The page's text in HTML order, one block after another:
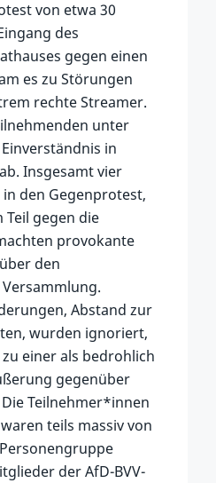
von etwa 30
des
gegen einen
es zu Störungen
rechte Streamer.
unter
in
Insgesamt vier
den Gegenprotest,
gegen die
provokante
den
Abstand zur
wurden ignoriert,
einer als bedrohlich
gegenüber
Teilnehmer*innen
teils massiv von
der AfD-BVV-